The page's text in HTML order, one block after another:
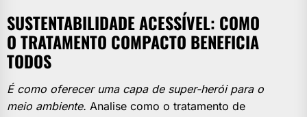
SUSTENTABILIDADE ACESSÍVEL: COMO
O TRATAMENTO COMPACTO BENEFICIA
TODOS
É como oferecer uma capa de super-herói para o
meio ambiente. Analise como o tratamento de